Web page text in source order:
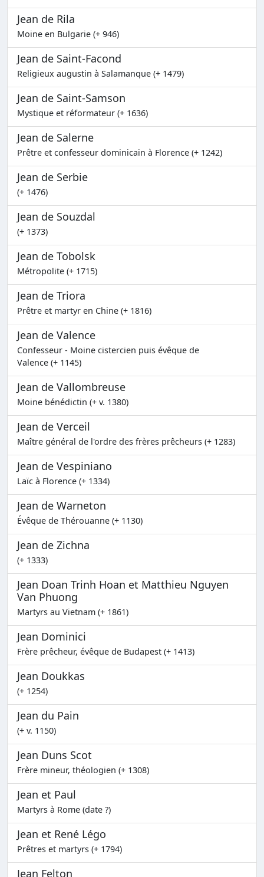
Jean de Rila
Moine en Bulgarie (+ 946)
Jean de Saint-Facond
Religieux augustin à Salamanque (+ 1479)
Jean de Saint-Samson
Mystique et réformateur (+ 1636)
Jean de Salerne
Prêtre et confesseur dominicain à Florence (+ 1242)
Jean de Serbie
(+ 1476)
Jean de Souzdal
(+ 1373)
Jean de Tobolsk
Métropolite (+ 1715)
Jean de Triora
Prêtre et martyr en Chine (+ 1816)
Jean de Valence
Confesseur - Moine cistercien puis évêque de
Valence (+ 1145)
Jean de Vallombreuse
Moine bénédictin (+ v. 1380)
Jean de Verceil
Maître général de l'ordre des frères prêcheurs (+ 1283)
Jean de Vespiniano
Laïc à Florence (+ 1334)
Jean de Warneton
Évêque de Thérouanne (+ 1130)
Jean de Zichna
(+ 1333)
Jean Doan Trinh Hoan et Matthieu Nguyen
Van Phuong
Martyrs au Vietnam (+ 1861)
Jean Dominici
Frère prêcheur, évêque de Budapest (+ 1413)
Jean Doukkas
(+ 1254)
Jean du Pain
(+ v. 1150)
Jean Duns Scot
Frère mineur, théologien (+ 1308)
Jean et Paul
Martyrs à Rome (date ?)
Jean et René Légo
Prêtres et martyrs (+ 1794)
Jean Felton